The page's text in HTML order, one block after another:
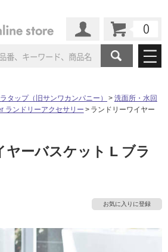
品カテゴリ
浴室（風呂・バスルー
フローリング・
施工事例
法人案件納入事例
ショールーム
ショールーム
京都ショールーム
工事会社紹介
タップ（旧サンワカンパニー）
洗面所・水回
ランドリーアクセサリー
ランドリーワイヤー
ヤーバスケット L ブラ
お気に入りに登録